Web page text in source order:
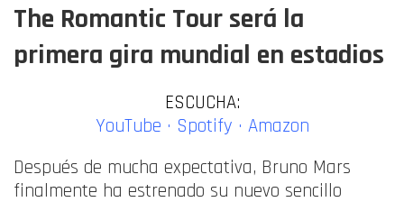
The Romantic Tour será la
primera gira mundial en estadios
ESCUCHA:
YouTube · Spotify · Amazon
Después de mucha expectativa, Bruno Mars
finalmente ha estrenado su nuevo sencillo